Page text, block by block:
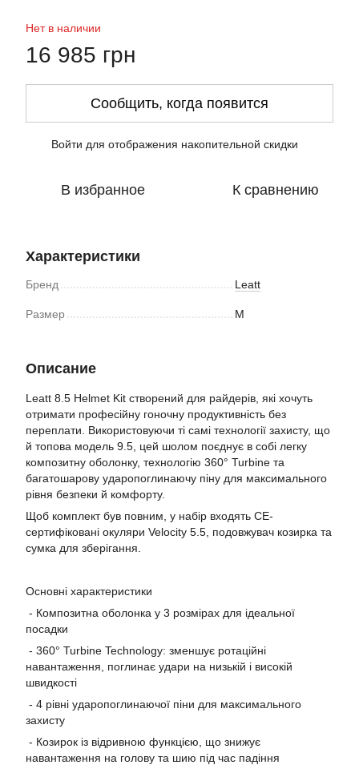
Нет в наличии
16 985 грн
Сообщить, когда появится
Войти для отображения накопительной скидки
В избранное К сравнению
Характеристики
Бренд Leatt
Размер M
Описание
Leatt 8.5 Helmet Kit створений для райдерів, які хочуть
отримати професійну гоночну продуктивність без
переплати. Використовуючи ті самі технології захисту, що
й топова модель 9.5, цей шолом поєднує в собі легку
композитну оболонку, технологію 360° Turbine та
багатошарову ударопоглинаючу піну для максимального
рівня безпеки й комфорту.
Щоб комплект був повним, у набір входять CE-
сертифіковані окуляри Velocity 5.5, подовжувач козирка та
сумка для зберігання.
Основні характеристики
- Композитна оболонка у 3 розмірах для ідеальної
посадки
- 360° Turbine Technology: зменшує ротаційні
навантаження, поглинає удари на низькій і високій
швидкості
- 4 рівні ударопоглинаючої піни для максимального
захисту
- Козирок із відривною функцією, що знижує
навантаження на голову та шию під час падіння